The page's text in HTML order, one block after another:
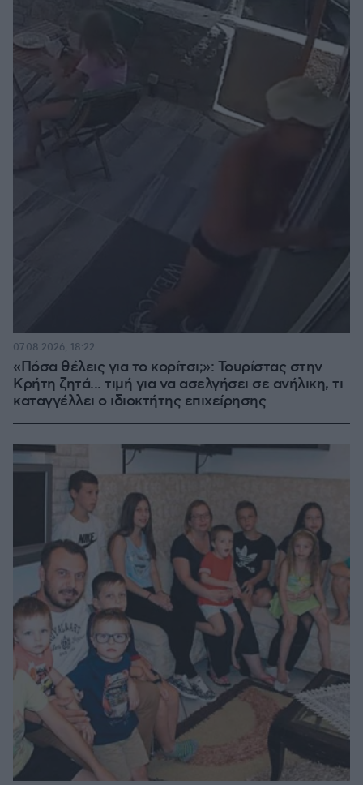
«Πόσα θέλεις για το κορίτσι;»: Τουρίστας στην
Κρήτη ζητά... τιμή για να ασελγήσει σε ανήλικη, τι
καταγγέλλει ο ιδιοκτήτης επιχείρησης
07.08.2026, 18:22